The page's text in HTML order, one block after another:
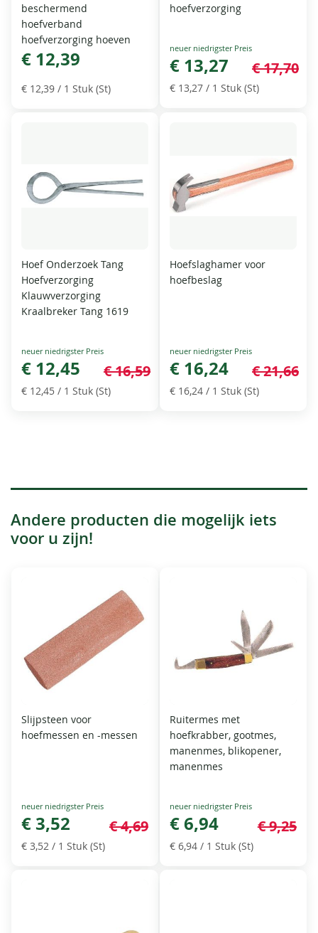
beschermend
hoefverband
hoefverzorging hoeven
€ 12,39
€ 12,39 / 1 Stuk (St)
hoefverzorging
Special
Price
€ 13,27 € 17,70
€ 13,27 / 1 Stuk (St)
Hoef Onderzoek Tang
Hoefverzorging
Klauwverzorging
Kraalbreker Tang 1619
Special
Price
€ 12,45 € 16,59
€ 12,45 / 1 Stuk (St)
Hoefslaghamer voor
hoefbeslag
Special
Price
€ 16,24 € 21,66
€ 16,24 / 1 Stuk (St)
Andere producten die mogelijk iets
voor u zijn!
Slijpsteen voor
hoefmessen en -messen
Special
Price
€ 3,52 € 4,69
€ 3,52 / 1 Stuk (St)
Ruitermes met
hoefkrabber, gootmes,
manenmes, blikopener,
manenmes
Special
Price
€ 6,94 € 9,25
€ 6,94 / 1 Stuk (St)